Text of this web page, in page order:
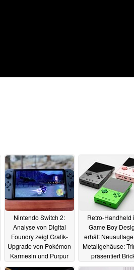
Nintendo Switch 2:
Analyse von Digital
Foundry zeigt Grafik-
Upgrade von Pokémon
Karmesin und Purpur
im Detail19.06.2025
Retro-Handheld
Game Boy
erhält
Metallgehäuse:
präsentiert
Hammer